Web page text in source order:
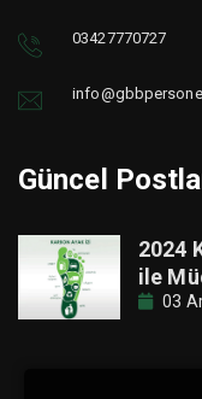
03427770727
Güncel
2024
ile
03